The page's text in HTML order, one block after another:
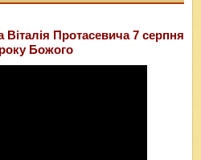
Протасевича 7 серпня
Божого